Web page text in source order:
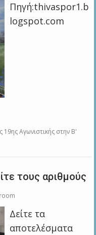
Πηγή:thivaspor1.b
logspot.com
Αγωνιστικής στην Β'
τους αριθμούς
Δείτε τα
αποτελέσματα